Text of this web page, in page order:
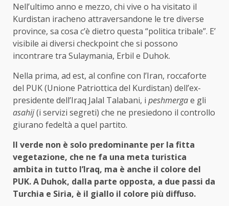
Nell’ultimo anno e mezzo, chi vive o ha visitato il
Kurdistan iracheno attraversandone le tre diverse
province, sa cosa c’è dietro questa “politica tribale”. E’
visibile ai diversi checkpoint che si possono
incontrare tra Sulaymania, Erbil e Duhok.
Nella prima, ad est, al confine con l’Iran, roccaforte
del PUK (Unione Patriottica del Kurdistan) dell’ex-
presidente dell’Iraq Jalal Talabani, i peshmergae gli
asahij(i servizi segreti) che ne presiedono il controllo
giurano fedeltà a quel partito.
Il verde non è solo predominante per la fitta
vegetazione, che ne fa una meta turistica
ambita in tutto l’Iraq, ma è anche il colore del
PUK. A Duhok, dalla parte opposta, a due passi da
Turchia e Siria, è il giallo il colore più diffuso.